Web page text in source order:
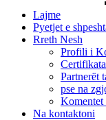
Lajme
Pyetjet e
Rreth Nesh
Profili i
Partnerët
pse na
Na kontaktoni